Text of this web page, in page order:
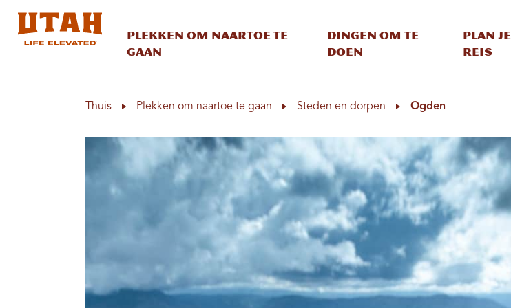
Plekken om naartoe te
gaan
Dingen om te
doen
Plan je
reis
Thuis Plekken om naartoe te gaan Steden en dorpen Ogden